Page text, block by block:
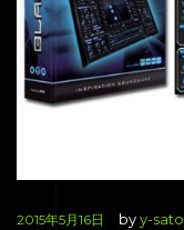
2015年5月16日 byy-sato